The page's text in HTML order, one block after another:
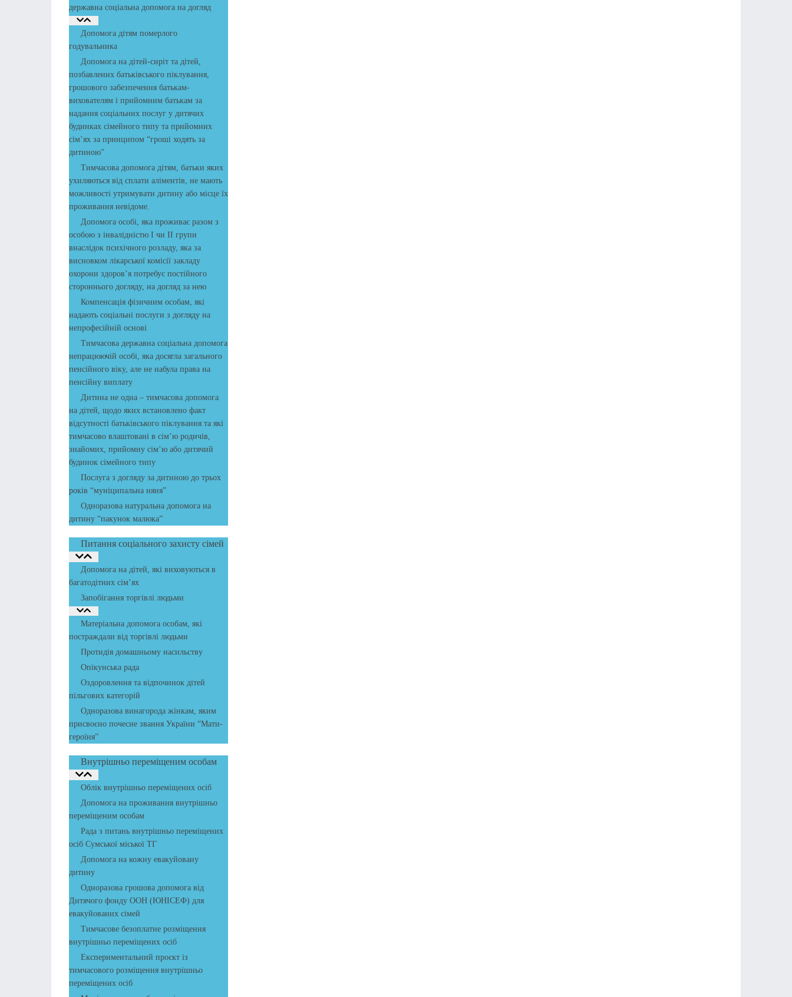
державна соціальна допомога на догляд
Допомога дітям померлого
годувальника
Допомога на дітей-сиріт та дітей,
позбавлених батьківського піклування,
грошового забезпечення батькам-
вихователям і прийомним батькам за
надання соціальних послуг у дитячих
будинках сімейного типу та прийомних
сім’ях за принципом “гроші ходять за
дитиною”
Тимчасова допомога дітям, батьки яких
ухиляються від сплати аліментів, не мають
можливості утримувати дитину або місце їх
проживання невідоме.
Допомога особі, яка проживає разом з
особою з інвалідністю І чи ІІ групи
внаслідок психічного розладу, яка за
висновком лікарської комісії закладу
охорони здоров’я потребує постійного
стороннього догляду, на догляд за нею
Компенсація фізичним особам, які
надають соціальні послуги з догляду на
непрофесійній основі
Тимчасова державна соціальна допомога
непрацюючій особі, яка досягла загального
пенсійного віку, але не набула права на
пенсійну виплату
Дитина не одна – тимчасова допомога
на дітей, щодо яких встановлено факт
відсутності батьківського піклування та які
тимчасово влаштовані в сім’ю родичів,
знайомих, прийомну сім’ю або дитячий
будинок сімейного типу
Послуга з догляду за дитиною до трьох
років “муніципальна няня”
Одноразова натуральна допомога на
дитину “пакунок малюка”
Питання соціального захисту сімей
Допомога на дітей, які виховуються в
багатодітних сім’ях
Запобігання торгівлі людьми
Матеріальна допомога особам, які
постраждали від торгівлі людьми
Протидія домашньому насильству
Опікунська рада
Оздоровлення та відпочинок дітей
пільгових категорій
Одноразова винагорода жінкам, яким
присвоєно почесне звання України “Мати-
героїня”
Внутрішньо переміщеним особам
Облік внутрішньо переміщених осіб
Допомога на проживання внутрішньо
переміщеним особам
Рада з питань внутрішньо переміщених
осіб Сумської міської ТГ
Допомога на кожну евакуйовану
дитину
Одноразова грошова допомога від
Дитячого фонду ООН (ЮНІСЕФ) для
евакуйованих сімей
Тимчасове безоплатне розміщення
внутрішньо переміщених осіб
Експериментальний проєкт із
тимчасового розміщення внутрішньо
переміщених осіб